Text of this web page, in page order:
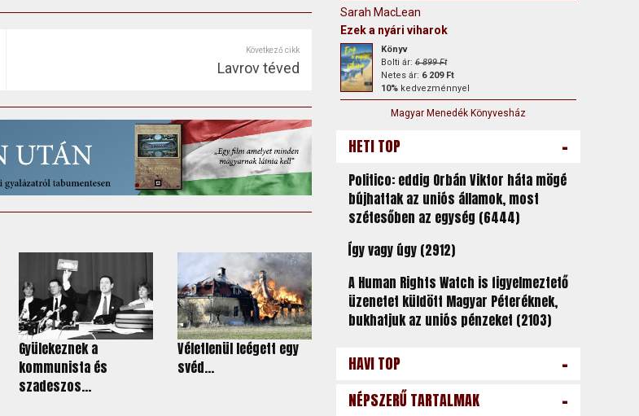
Következő cikk
Lavrov téved
Gyülekeznek a
kommunista és
szadeszos...
Véletlenül leégett egy
svéd...
Sarah MacLean
Ezek a nyári viharok
Könyv
Bolti ár:6 899 Ft
Netes ár: 6 209 Ft
10%kedvezménnyel
Magyar Menedék Könyvesház
HETI TOP -
Politico: eddig Orbán Viktor háta mögé
bújhattak az uniós államok, most
szétesőben az egység (6444)
Így vagy úgy (2912)
A Human Rights Watch is figyelmeztető
üzenetet küldött Magyar Péteréknek,
bukhatjuk az uniós pénzeket (2103)
HAVI TOP -
NÉPSZERŰ TARTALMAK -